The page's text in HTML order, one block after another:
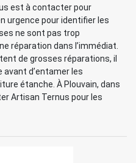
est à contacter pour
urgence pour identifier les
ne sont pas trop
réparation dans l’immédiat.
de grosses réparations, il
d’entamer les
étanche. À Plouvain, dans
Artisan Ternus pour les